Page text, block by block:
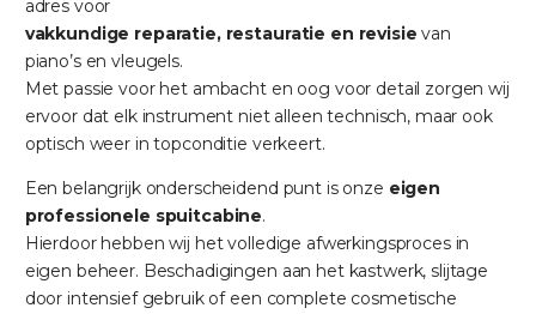
adres voor
vakkundige reparatie, restauratie en revisie van
piano’s en vleugels.
Met passie voor het ambacht en oog voor detail zorgen wij
ervoor dat elk instrument niet alleen technisch, maar ook
optisch weer in topconditie verkeert.
Een belangrijk onderscheidend punt is onze eigen
professionele spuitcabine.
Hierdoor hebben wij het volledige afwerkingsproces in
eigen beheer. Beschadigingen aan het kastwerk, slijtage
door intensief gebruik of een complete cosmetische